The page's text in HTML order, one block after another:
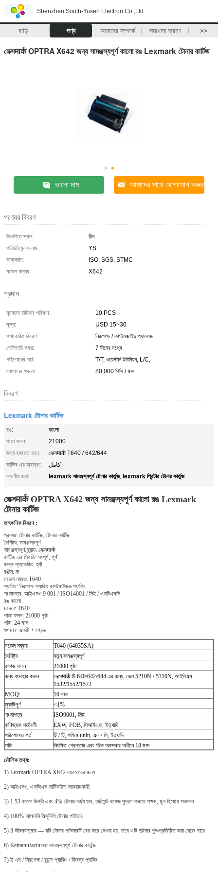
Shenzhen South-Yusen Electron Co.,Ltd
বাড়ি পণ্য আমাদের সম্পর্কে কারখানা ভ্রমণ >>
লেক্সमार्क OPTRA X642 জন্য সামঞ্জস্যপূর্ণ কালো রঙ Lexmark টোনার কার্টিজ
ভালো দাম আমাদের সাথে যোগাযোগ করুন
পণ্যের বিবরণ
উৎপত্তি স্থল:
চীন
পরিচিতিমুলক নাম:
YS
সাক্ষ্যদান:
ISO, SGS, STMC
মডেল নম্বার:
X642
প্রদান
ন্যূনতম চাহিদার পরিমাণ:
10 PCS
মূল্য:
USD 15~30
প্যাকেজিং বিবরণ:
নিরপেক্ষ / কাস্টমজাইড প্যাকেজ
ডেলিভারি সময়:
7 দিনের মধ্যে
পরিশোধের শর্ত:
T/T, ওয়েস্টার্ন ইউনিয়ন, L/C,
যোগানের ক্ষমতা:
80,000 পিসি / মাস
বিবরণ
Lexmark টোনার কার্টিজ
রঙ:
কালো
পাতা ফলন:
21000
জন্য ব্যবহৃত হয়।:
লেক্সमार्क T640 / 642/644
কার্টিজ এর অবস্থা:
کامل
লক্ষণীয় করা:
lexmark সামঞ্জস্যপূর্ণ টোনার কার্তুজ, lexmark প্রিন্টার টোনার কার্তুজ
লেক্সमार्क OPTRA X642 জন্য সামঞ্জস্যপূর্ণ কালো রঙ Lexmark
টোনার কার্টিজ
তাৎক্ষণিক বিবরণ :
প্রকার: টোনার কার্টিজ, টোনার কার্টিজ
বৈশিষ্ট্য: সামঞ্জস্যপূর্ণ
সামঞ্জস্যপূর্ণ ব্র্যান্ড: লেক্সमार्क
কার্টিজ এর স্থিতি: সম্পূর্ণ, পূর্ণ
বাল্ক প্যাকেজিং: হ্যাঁ
রঙীন: না
মডেল নম্বর: T640
প্যাকিং: নিরপেক্ষ প্যাকিং কাস্টমাইজড প্যাকিং
শংসাপত্র: আইএসও 9 001 / ISO14001 / সিই / এসটিএমসি
রঙ কালো
মডেল: T640
পাতা ফলন: 21000 পৃষ্ঠা
পাটা: 24 মাস
গুণমান: একটি + গ্রেড
মডেল নম্বার
T640 (64035SA)
বৈশিষ্ট্য
নতুন সামঞ্জস্যপূর্ণ
কাগজ ফলন
21000 পৃষ্ঠা
জন্য ব্যবহার করুন
লেক্সमार्क টি 640/642/644 এর জন্য, ডেল 5210N / 5310N, আইবিএম
1532/1552/1572
MOQ:
10 খানা
ত্রুটিপূর্ণ
<1%
শংসাপত্র
ISO9001, সিই
বাণিজ্যক শর্তাবলী
EXW, FOB, সিআইএফ, ইত্যাদি
পরিশোধের শর্ত
টি / টি, পশ্চিম unin, এল / সি, ইত্যাদি
পাটা
নিয়মিত গ্রেপ্তার এবং স্টক অবস্থার অধীনে 18 মাস
মৌলিক তথ্য:
1) Lexmark OPTRA X642 ব্যবহারের জন্য
2) আইএসও, এসজিএস সার্টিফাইড সরবরাহকারী
3) 1.53 কালো ডিগ্রী এবং 4% টোনার বর্জ্য হার, চার্চমেন্ট কাগজ মুদ্রণ করতে সক্ষম, মূল হিসাবে সঞ্চালন
4) 100% আমদানি মিত্সুবিশি টোনার পাউডার
5) 3 জীবনযাত্রার --- যদি টোনার পাউডারটি বের করে দেওয়া হয়, তবে এটি দুইবার পুনঃপ্রতিষ্ঠিত করা যেতে পারে
6) Remanufactured সামঞ্জস্যপূর্ণ টোনার কার্তুজ
7) ই এম / নিরপেক্ষ / ব্র্যান্ড প্যাকিং / নিজস্ব প্যাকিং